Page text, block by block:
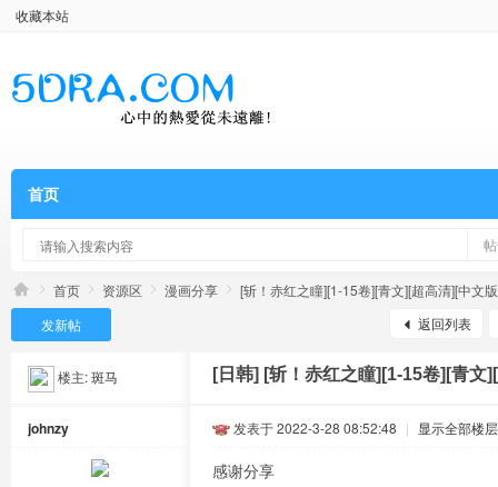
收藏本站
首页
首页 资源区 漫画分享
[斩！赤红之瞳][1-15卷][青文][超高清][中文
返回列表
发新帖
楼主:斑马 [日韩] [斩！赤红之瞳][1-15卷][青文
johnzy 发表于 2022-3-28 08:52:48 | 显示全部楼层
感谢分享